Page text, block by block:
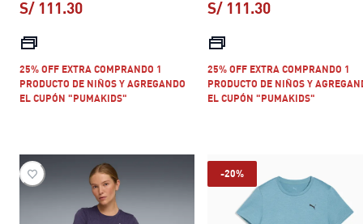
S/ 111.30
precio actual S/ 111.30
25% OFF EXTRA COMPRANDO 1
PRODUCTO DE NIÑOS Y AGREGANDO
EL CUPÓN "PUMAKIDS"
S/ 111.30
25% OFF EXTRA COMPRANDO 1
PRODUCTO DE NIÑOS Y
EL CUPÓN "PUMAKIDS"
-20%